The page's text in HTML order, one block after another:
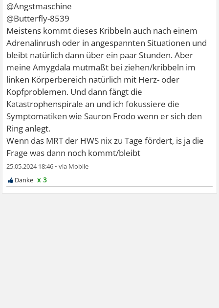
@Angstmaschine
@Butterfly-8539
Meistens kommt dieses Kribbeln auch nach einem
Adrenalinrush oder in angespannten Situationen und
bleibt natürlich dann über ein paar Stunden. Aber
meine Amygdala mutmaßt bei ziehen/kribbeln im
linken Körperbereich natürlich mit Herz- oder
Kopfproblemen. Und dann fängt die
Katastrophenspirale an und ich fokussiere die
Symptomatiken wie Sauron Frodo wenn er sich den
Ring anlegt.
Wenn das MRT der HWS nix zu Tage fördert, is ja die
Frage was dann noch kommt/bleibt
25.05.2024 18:46 •
x 3